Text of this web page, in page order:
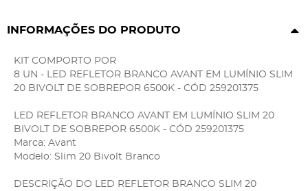
INFORMAÇÕES DO PRODUTO
KIT COMPORTO POR
8 UN - LED REFLETOR BRANCO AVANT EM LUMÍNIO SLIM
20 BIVOLT DE SOBREPOR 6500K - CÓD 259201375
LED REFLETOR BRANCO AVANT EM LUMÍNIO SLIM 20
BIVOLT DE SOBREPOR 6500K - CÓD 259201375
Marca: Avant
Modelo: Slim 20 Bivolt Branco
DESCRIÇÃO DO LED REFLETOR BRANCO SLIM 20